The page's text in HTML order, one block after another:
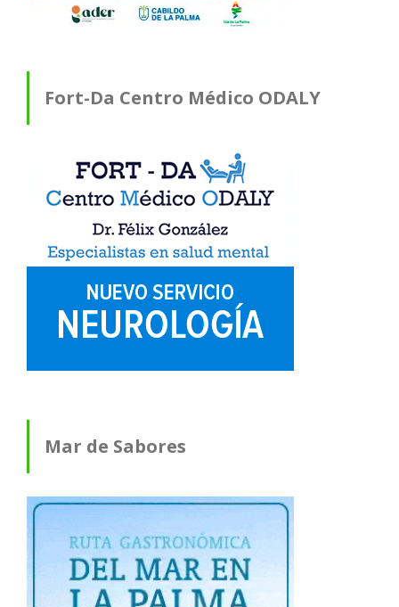
Fort-Da Centro Médico ODALY
Mar de Sabores